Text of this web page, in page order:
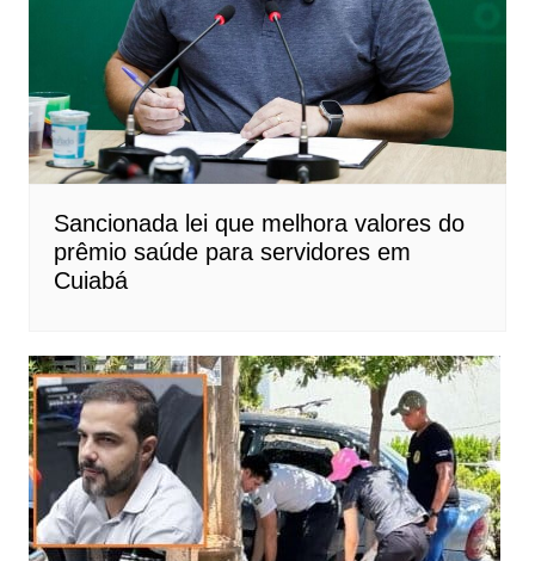
Sancionada lei que melhora valores do
prêmio saúde para servidores em
Cuiabá